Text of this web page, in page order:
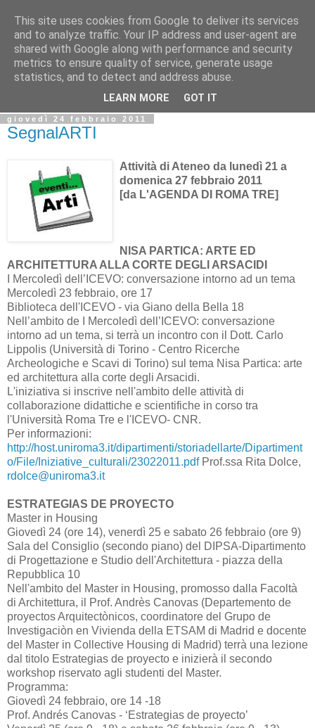
Biblio@rti in
Il Blog della Biblioteca di Area delle arti per condividere
informazioni iniziative incontri
giovedì 24 febbraio 2011
SegnalARTI
Attività di Ateneo da lunedì 21 a
domenica 27 febbraio 2011
[da L'AGENDA DI ROMA TRE]
NISA PARTICA: ARTE ED
ARCHITETTURA ALLA CORTE DEGLI ARSACIDI
I Mercoledì dell’ICEVO: conversazione intorno ad un tema
Mercoledì 23 febbraio, ore 17
Biblioteca dell'ICEVO - via Giano della Bella 18
Nell’ambito de I Mercoledì dell’ICEVO: conversazione
intorno ad un tema, si terrà un incontro con il Dott. Carlo
Lippolis (Università di Torino - Centro Ricerche
Archeologiche e Scavi di Torino) sul tema Nisa Partica: arte
ed architettura alla corte degli Arsacidi.
L'iniziativa si inscrive nell'ambito delle attività di
collaborazione didattiche e scientifiche in corso tra
l'Università Roma Tre e l'ICEVO- CNR.
Per informazioni:
http://host.uniroma3.it/dipartimenti/storiadellarte/Dipartiment
o/File/Iniziative_culturali/23022011.pdfProf.ssa Rita Dolce,
rdolce@uniroma3.it
ESTRATEGIAS DE PROYECTO
Master in Housing
Giovedì 24 (ore 14), venerdì 25 e sabato 26 febbraio (ore 9)
Sala del Consiglio (secondo piano) del DIPSA-Dipartimento
di Progettazione e Studio dell'Architettura - piazza della
Repubblica 10
Nell'ambito del Master in Housing, promosso dalla Facoltà
di Architettura, il Prof. Andrès Canovas (Departemento de
proyectos Arquitectònicos, coordinatore del Grupo de
Investigaciòn en Vivienda della ETSAM di Madrid e docente
del Master in Collective Housing di Madrid) terrà una lezione
dal titolo Estrategias de proyecto e inizierà il secondo
workshop riservato agli studenti del Master.
Programma:
Giovedì 24 febbraio, ore 14 -18
Prof. Andrés Canovas - ‘Estrategias de proyecto’
This site uses cookies from Google to deliver its services
and to analyze traffic. Your IP address and user-agent are
shared with Google along with performance and security
metrics to ensure quality of service, generate usage
statistics, and to detect and address abuse.
LEARN MORE GOT IT